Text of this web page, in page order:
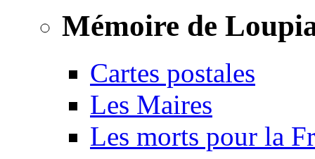
Mémoire de
Cartes postales
Les Maires
Les morts pour la